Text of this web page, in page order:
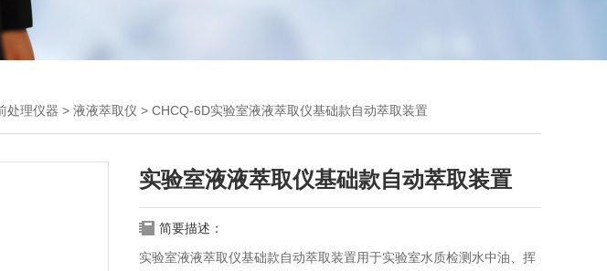
处理仪器 > 液液萃取仪 > CHCQ-6D实验室液液萃取仪基础款自动萃取装置
实验室液液萃取仪基础款自动萃取装置
简要描述：
实验室液液萃取仪基础款自动萃取装置用于实验室水质检测水中油、挥